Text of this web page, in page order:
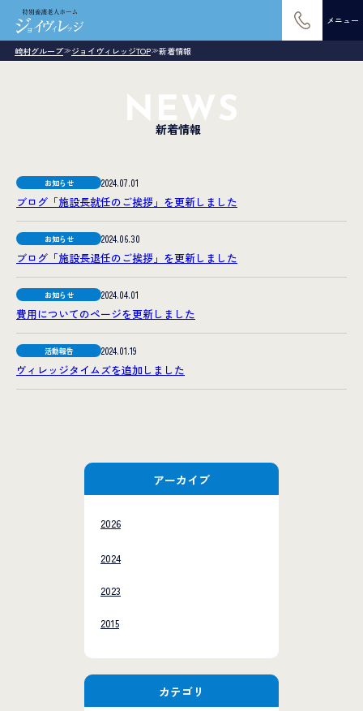
メニュー
崎村グループ≫ジョイヴィレッジTOP≫新着情報
NEWS
新着情報
お知らせ 2024.07.01
ブログ「施設長就任のご挨拶」を更新しました
お知らせ 2024.06.30
ブログ「施設長退任のご挨拶」を更新しました
お知らせ 2024.04.01
費用についてのページを更新しました
活動報告 2024.01.19
ヴィレッジタイムズを追加しました
アーカイブ
2026
2024
2023
2015
カテゴリ